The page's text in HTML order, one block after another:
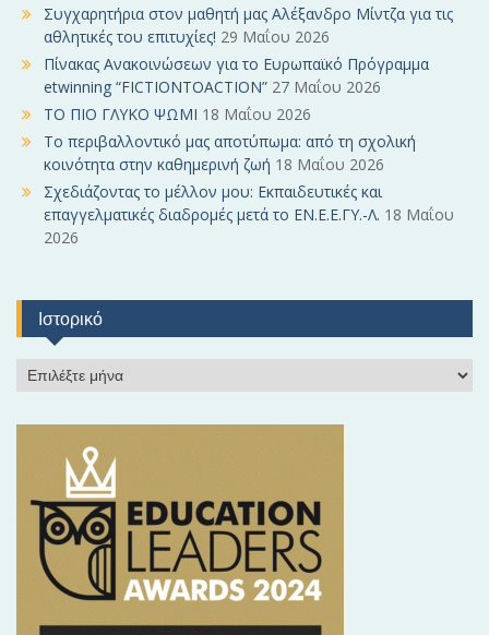
f
o
r
:
Συγχαρητήρια στον μαθητή μας Αλέξανδρο Μίντζα για τις
αθλητικές του επιτυχίες! 29 Μαΐου 2026
Πίνακας Ανακοινώσεων για το Ευρωπαϊκό Πρόγραμμα
etwinning “FICTIONTOACTION” 27 Μαΐου 2026
ΤΟ ΠΙΟ ΓΛΥΚΟ ΨΩΜΙ 18 Μαΐου 2026
Το περιβαλλοντικό μας αποτύπωμα: από τη σχολική
κοινότητα στην καθημερινή ζωή 18 Μαΐου 2026
Σχεδιάζοντας το μέλλον μου: Εκπαιδευτικές και
επαγγελματικές διαδρομές μετά το ΕΝ.Ε.Ε.ΓΥ.-Λ. 18 Μαΐου
2026
Ιστορικό